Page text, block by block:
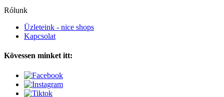
Rólunk
Üzleteink - nice shops
Kapcsolat
Kövessen minket itt: